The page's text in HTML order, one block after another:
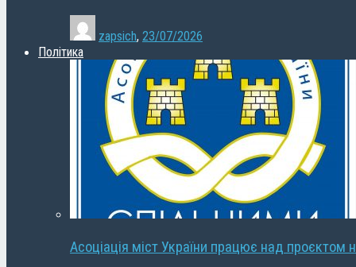
zapsich, 23/07/2026
Політика
Асоціація міст України працює над проєктом